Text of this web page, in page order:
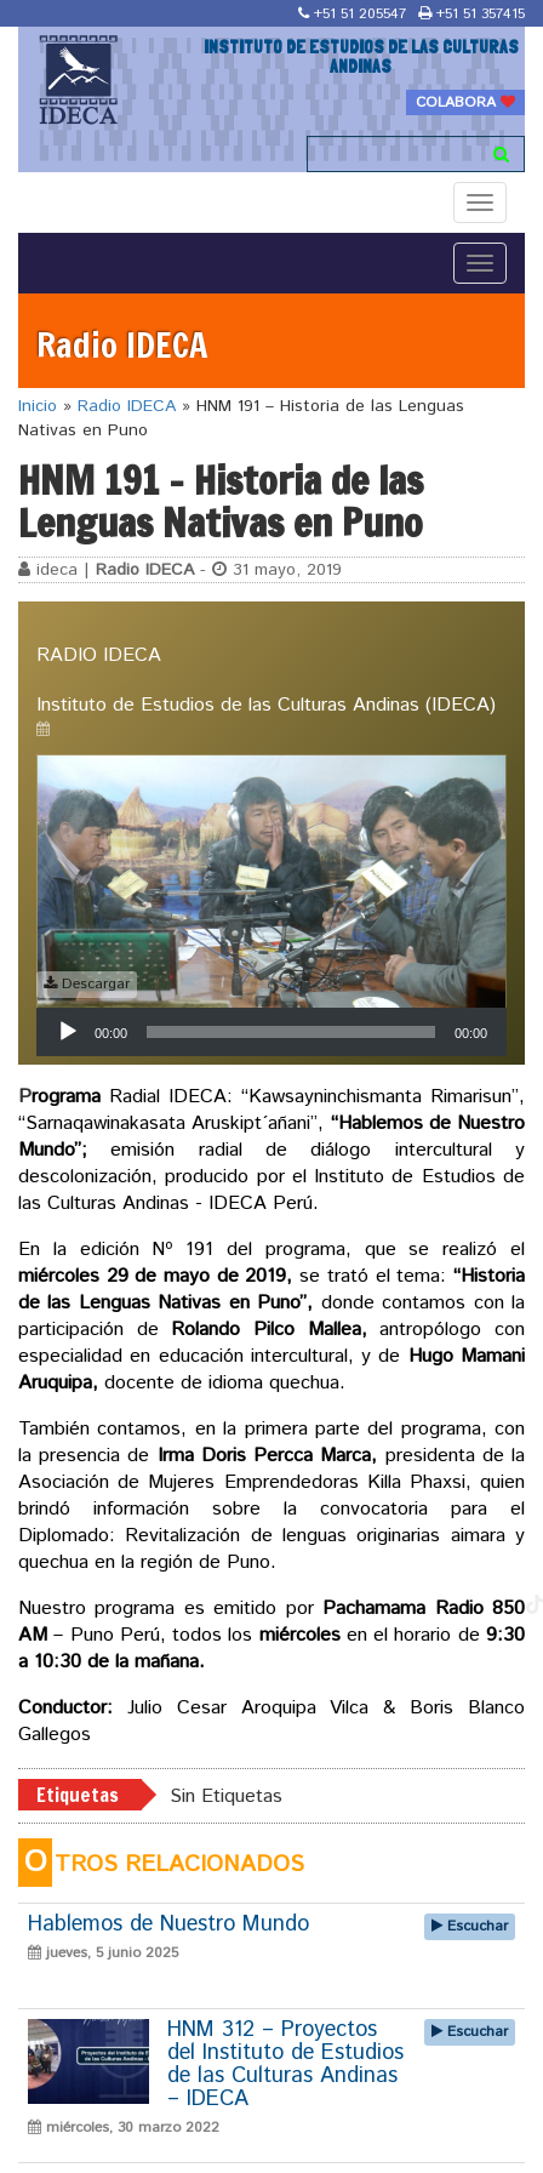
+51 51 205547 +51 51 357415
INSTITUTO DE ESTUDIOS DE LAS CULTURAS
ANDINAS
COLABORA
Toggle
Toggle
Radio IDECA
Inicio » Radio IDECA » HNM 191 – Historia de las Lenguas
Nativas en Puno
HNM 191 – Historia de las
Lenguas Nativas en Puno
ideca | Radio IDECA- 31 mayo, 2019
RADIO IDECA
Instituto de Estudios de las Culturas Andinas (IDECA)
Descargar
Reproductor
de
audio
00:00 00:00
Programa Radial IDECA: “Kawsayninchismanta Rimarisun”,
“Sarnaqawinakasata Aruskipt´añani”, “Hablemos de Nuestro
Mundo”; emisión radial de diálogo intercultural y
descolonización, producido por el Instituto de Estudios de
las Culturas Andinas - IDECA Perú.
En la edición Nº 191 del programa, que se realizó el
miércoles 29 de mayo de 2019, se trató el tema: “Historia
de las Lenguas Nativas en Puno”, donde contamos con la
participación de Rolando Pilco Mallea, antropólogo con
especialidad en educación intercultural, y de Hugo Mamani
Aruquipa, docente de idioma quechua.
También contamos, en la primera parte del programa, con
la presencia de Irma Doris Percca Marca, presidenta de la
Asociación de Mujeres Emprendedoras Killa Phaxsi, quien
brindó información sobre la convocatoria para el
Diplomado: Revitalización de lenguas originarias aimara y
quechua en la región de Puno.
Nuestro programa es emitido por Pachamama Radio 850
AM – Puno Perú, todos los miércolesen el horario de9:30
a 10:30 de la mañana.
Conductor: Julio Cesar Aroquipa Vilca & Boris Blanco
Gallegos
Etiquetas Sin Etiquetas
O TROS RELACIONADOS
Hablemos de Nuestro Mundo
jueves, 5 junio 2025
Escuchar
HNM 312 – Proyectos
del Instituto de Estudios
de las Culturas Andinas
– IDECA
miércoles, 30 marzo 2022
Escuchar